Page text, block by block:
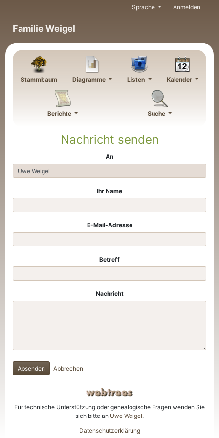
Familie Weigel
Sprache Anmelden
Stammbaum Diagramme Listen Kalender
Berichte Suche
Nachricht senden
An
Ihr Name
E-Mail-Adresse
Betreff
Nachricht
Absenden Abbrechen
Für technische Unterstützung oder genealogische Fragen wenden Sie
sich bitte an Uwe Weigel.
Datenschutzerklärung